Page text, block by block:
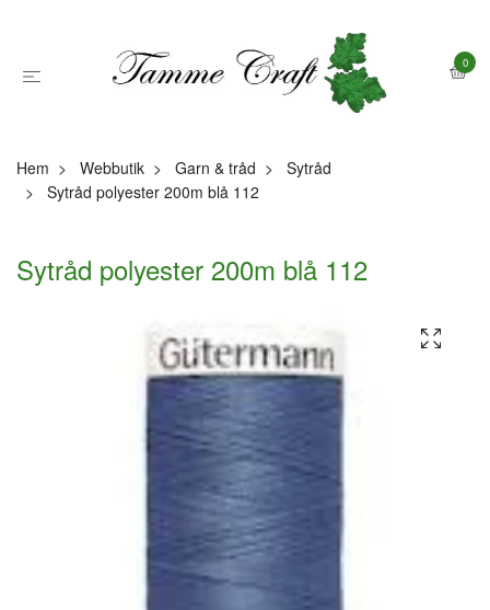
0
Hem Webbutik Garn & tråd
Sytråd
Sytråd polyester 200m blå 112
Sytråd polyester 200m blå 112